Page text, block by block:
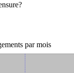
par mois